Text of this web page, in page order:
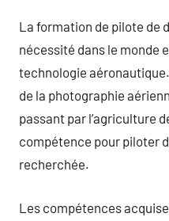
La formation de pilote de
nécessité dans le monde
technologie
de la photographie
passant par l’agriculture
compétence pour piloter
recherchée.
Les compétences